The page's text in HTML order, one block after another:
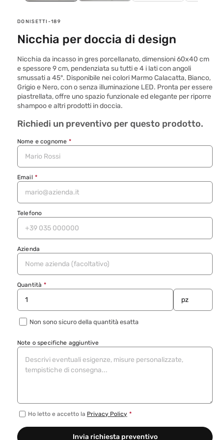
SKU:
DONISETTI-189
Nicchia per doccia di design
Nicchia da incasso in gres porcellanato, dimensioni 60x40 cm
e spessore 9 cm, pendenziata su tutti e 4 i lati con angoli
smussati a 45°. Disponibile nei colori Marmo Calacatta, Bianco,
Grigio e Nero, con o senza illuminazione LED. Pronta per essere
piastrellata, offre uno spazio funzionale ed elegante per riporre
shampoo e altri prodotti in doccia.
Richiedi un preventivo per questo prodotto.
Nome e cognome *
Email *
Telefono
Azienda
Quantità *
Non sono sicuro della quantità esatta
Note o specifiche aggiuntive
Ho letto e accetto la Privacy Policy *
Invia richiesta preventivo